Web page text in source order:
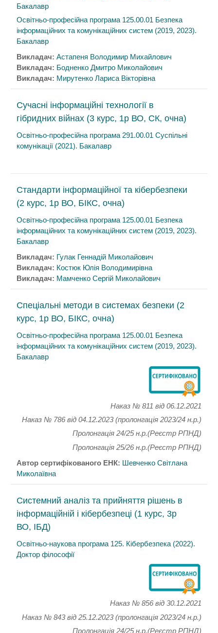
Бакалавр
Освітньо-професійна програма 125.00.01 Безпека
інформаційних та комунікаційних систем (2019, 2023).
Бакалавр
Викладач:Астапеня Володимир Михайлович
Викладач: Бодненко Дмитро Миколайович
Викладач: Мирутенко Лариса Вікторівна
Сучасні інформаційні технології в
гібридних війнах (3 курс, 1р ВО, СК, очна)
Освітньо-професійна програма 291.00.01 Суспільні
комунікації (2021). Бакалавр
Стандарти інформаційної та кібербезпеки
(2 курс, 1р ВО, БІКС, очна)
Освітньо-професійна програма 125.00.01 Безпека
інформаційних та комунікаційних систем (2019, 2023).
Бакалавр
Викладач: Гулак Геннадій Миколайович
Викладач: Костюк Юлія Володимирівна
Викладач: Мамченко Сергій Миколайович
Спеціальні методи в системах безпеки (2
курс, 1р ВО, БІКС, очна)
Освітньо-професійна програма 125.00.01 Безпека
інформаційних та комунікаційних систем (2019, 2023).
Бакалавр
Наказ № 811 від 06.12.2021
Наказ № 786 від 04.12.2023 (пролонгація 2023/24 н.р.)
Пролонгація 24/25 н.р.(Реєстр РПНД)
Пролонгація 25/26 н.р.(Реєстр РПНД)
Автор сертифікованого ЕНК: Шевченко Світлана
Миколаївна
Системний аналіз та прийняття рішень в
інформаційній і кібербезпеці (1 курс, 3р
ВО, ІБД)
Освітньо-наукова програма 125. Кібербезпека (2022).
Доктор філософії
Наказ № 856 від 30.12.2021
Наказ № 843 від 25.12.2023 (пролонгація 2023/24 н.р.)
Пролонгація 24/25 н.р.(Реєстр РПНД)